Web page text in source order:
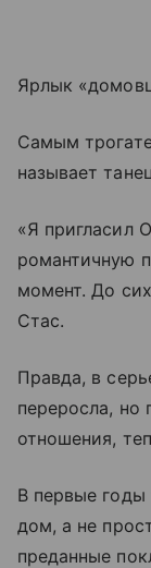
Ярлык
Самым
называет
«Я пригласил
романтичную
момент. До
Стас.
Правда, в
переросла, но
отношения,
В первые годы
дом, а не
преданные